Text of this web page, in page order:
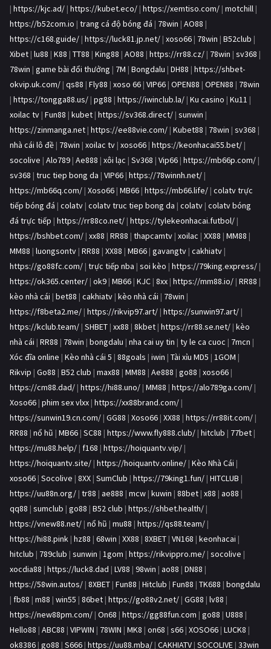
| https://kjc.ad/ | https://kubet.eco/ | https://xemtiso.com/ | motchill |
https://b52com.io | trang cá độ bóng đá | 78win | AO88 |
https://c168.guide/ | https://luck81.jp.net/ | xoso66 | 78win | B52club |
Xibet | lu88 | K88 | TT88 | King88 | AO88 | https://rr88.cz/ | 78win | sv368 |
78win | game bài đổi thưởng | 7M | Bongdalu | DH88 | https://shbet-
okvip.uk.com/ | qs88 | Fly88 | xoso 66 | VIP66 | OPEN88 | OPEN88 | 78win
| https://tongga88.us/ | pg88 | https://iwinclub.la/ | Ku casino | Ku11 |
xoilac tv | Fun88 | kubet | https://sv368.direct/ | sunwin |
https://zinmanga.net | https://ee88vie.com/ | Kubet88 | 78win | sv368 |
nhà cái lô đề | 78win | xoilac tv | xoso66 | https://keonhacai55.bet/ |
socolive | Alo789 | Ae888 | xôi lạc | Sv368 | Vip66 | https://mb66p.com/ |
sv368 | truc tiep bong da | VIP66 | https://78winnh.net/ |
https://mb66q.com/ | Xoso66 | MB66 | https://mb66.life/ | colatv trực
tiếp bóng đá | colatv | colatv truc tiep bong da | colatv | colatv bóng
đá trực tiếp | https://rr88co.net/ | https://tylekeonhacai.futbol/ |
https://bshbet.com/ | xx88 | RR88 | thapcamtv | xoilac | XX88 | MM88 |
MM88 | luongsontv | RR88 | XX88 | MB66 | gavangtv | cakhiatv |
https://go88fc.com/ | trực tiếp nba | soi kèo | https://79king.express/ |
https://ok365.center/ | ok9 | MB66 | KJC | 8xx | https://mm88.io/ | RR88 |
kèo nhà cái | bet88 | cakhiatv | kèo nhà cái | 78win |
https://f8beta2.me/ | https://rikvip97.art/ | https://sunwin97.art/ |
https://kclub.team/ | SHBET | xx88 | 8kbet | https://rr88.se.net/ | kèo
nhà cái | RR88 | 78win | bongdalu | nha cai uy tin | ty le ca cuoc | 7mcn |
Xóc đĩa online | Kèo nhà cái 5 | 88goals | iwin | Tài xỉu MD5 | 1GOM |
Rikvip | Go88 | B52 club | max88 | MM88 | Ae888 | go88 | xoso66 |
https://cm88.dad/ | https://hi88.uno/ | MM88 | https://alo789ga.com/ |
Xoso66 | phim sex vlxx | https://xx88brand.com/ |
https://sunwin19.cn.com/ | GG88 | Xoso66 | XX88 | https://rr88it.com/ |
RR88 | nổ hũ | MB66 | SC88 | https://www.fly888.club/ | hitclub | 77bet |
https://mu88.help/ | f168 | https://hoiquantv.vip/ |
https://hoiquantv.site/ | https://hoiquantv.online/ | Kèo Nhà Cái |
xoso66 | Socolive | 8XX | SumClub | https://79king1.fun/ | HITCLUB |
https://uu88n.org/ | tr88 | ae888 | mcw | kuwin | 88bet | x88 | ao88 |
qq88 | sumclub | go88 | B52 club | https://shbet.health/ |
https://vnew88.net/ | nổ hũ | mu88 | https://qs88.team/ |
https://hi88.pink | hz88 | 68win | XX88 | 8XBET | VN168 | keonhacai |
hitclub | 789club | sunwin | 1gom | https://rikvippro.me/ | socolive |
xocdia88 | https://luck8.dad | LV88 | 98win | ao88 | DN88 |
https://58win.autos/ | 8XBET | Fun88 | Hitclub | Fun88 | TK688 | bongdalu
| fb88 | m88 | win55 | 86bet | https://go88v2.net/ | GG88 | lv88 |
https://new88pm.com/ | On68 | https://gg88fun.com | go88 | U888 |
Hello88 | ABC88 | VIPWIN | 78WIN | MK8 | on68 | s66 | XOSO66 | LUCK8 |
ok8386 | go88 | S666 | https://uu88.mba/ | CAKHIATV | SOCOLIVE | 33win